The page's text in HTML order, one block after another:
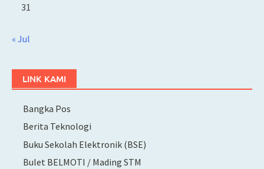
31
« Jul
LINK KAMI
Bangka Pos
Berita Teknologi
Buku Sekolah Elektronik (BSE)
Bulet BELMOTI / Mading STM